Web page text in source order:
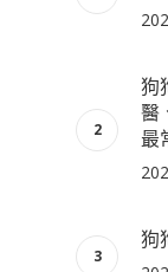
狗
醫
最
狗